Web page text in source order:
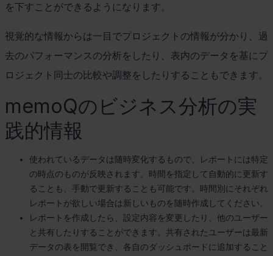
を下すことができるようになります。
視覚的な情報からは一目でプロジェクトの情報が分かり、過
去のパフォーマンスの分析をしたり、表内のデータを基にプ
ロジェクト同士の比較や調整をしたりすることもできます。
memoQのビジネス分析の実
践的情報
使われているデータは随時変化するもので、レポートには特定
の時点のものが反映されます。時間を指定して自動的に更新す
ることも、手動で更新することも可能です。時間別にそれぞれ
レポートが欲しい場合は新しいものを随時作成してください。
レポートを作成したら、設定内容を変更したり、他のユーザー
と共有したりすることができます。共有されたユーザーは最新
データの表を開覧でき、各自のダッシュポードに追加すること